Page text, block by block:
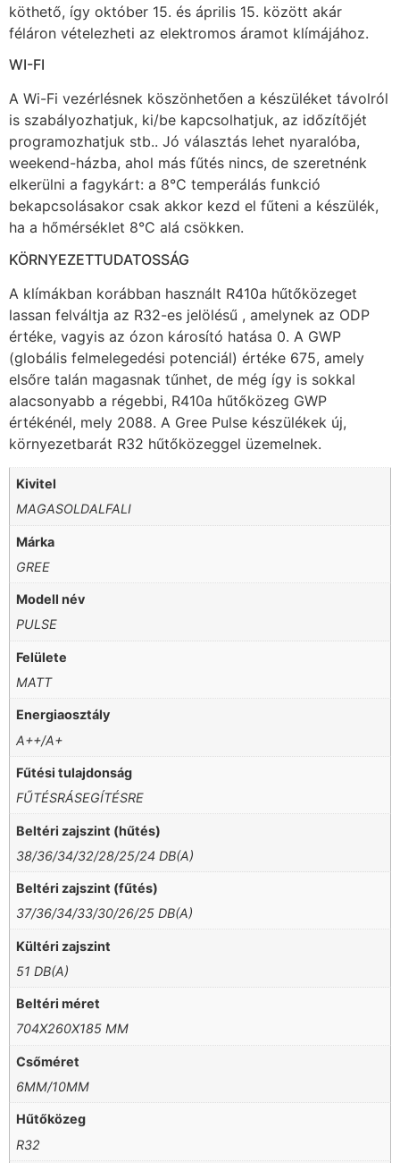
köthető, így október 15. és április 15. között akár
féláron vételezheti az elektromos áramot klímájához.
WI-FI
A Wi-Fi vezérlésnek köszönhetően a készüléket távolról
is szabályozhatjuk, ki/be kapcsolhatjuk, az időzítőjét
programozhatjuk stb.. Jó választás lehet nyaralóba,
weekend-házba, ahol más fűtés nincs, de szeretnénk
elkerülni a fagykárt: a 8°C temperálás funkció
bekapcsolásakor csak akkor kezd el fűteni a készülék,
ha a hőmérséklet 8°C alá csökken.
KÖRNYEZETTUDATOSSÁG
A klímákban korábban használt R410a hűtőközeget
lassan felváltja az R32-es jelölésű , amelynek az ODP
értéke, vagyis az ózon károsító hatása 0. A GWP
(globális felmelegedési potenciál) értéke 675, amely
elsőre talán magasnak tűnhet, de még így is sokkal
alacsonyabb a régebbi, R410a hűtőközeg GWP
értékénél, mely 2088. A Gree Pulse készülékek új,
környezetbarát R32 hűtőközeggel üzemelnek.
Kivitel
MAGASOLDALFALI
Márka
GREE
Modell név
PULSE
Felülete
MATT
Energiaosztály
A++/A+
Fűtési tulajdonság
FŰTÉSRÁSEGÍTÉSRE
Beltéri zajszint (hűtés)
38/36/34/32/28/25/24 DB(A)
Beltéri zajszint (fűtés)
37/36/34/33/30/26/25 DB(A)
Kültéri zajszint
51 DB(A)
Beltéri méret
704X260X185 MM
Csőméret
6MM/10MM
Hűtőközeg
R32